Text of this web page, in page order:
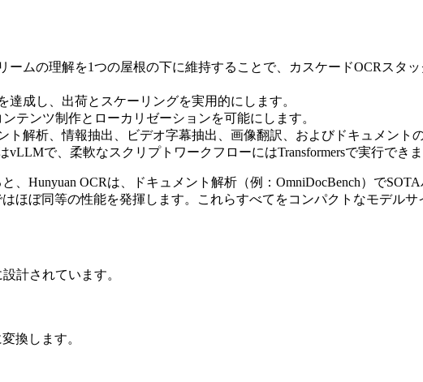
ムの理解を1つの屋根の下に維持することで、カスケードOCRスタ
成し、出荷とスケーリングを実用的にします。
テンツ制作とローカリゼーションを可能にします。
解析、情報抽出、ビデオ字幕抽出、画像翻訳、およびドキュメント
で、柔軟なスクリプトワークフローにはTransformersで実行できま
Hunyuan OCRは、ドキュメント解析（例：OmniDocBench）で
ぼ同等の性能を発揮します。これらすべてをコンパクトなモデルサ
計されています。
換します。